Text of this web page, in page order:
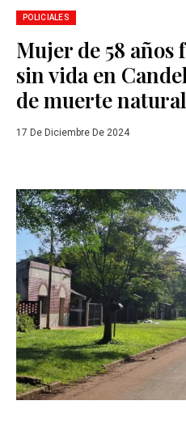
POLICIALES
Mujer de 58 años
sin vida en
de muerte natural
17 De Diciembre De 2024